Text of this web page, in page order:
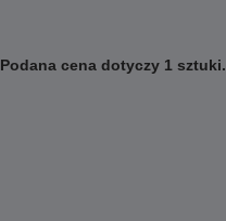
Podana cena dotyczy 1 sztuki.